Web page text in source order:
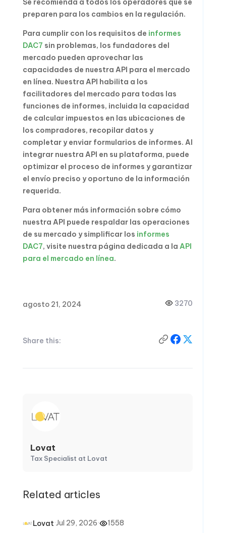
Se recomienda a todos los operadores que se
preparen para los cambios en la regulación.
Para cumplir con los requisitos de informes
DAC7 sin problemas, los fundadores del
mercado pueden aprovechar las
capacidades de nuestra API para el mercado
en línea. Nuestra API habilita a los
facilitadores del mercado para todas las
funciones de informes, incluida la capacidad
de calcular impuestos en las ubicaciones de
los compradores, recopilar datos y
completar y enviar formularios de informes. Al
integrar nuestra API en su plataforma, puede
optimizar el proceso de informes y garantizar
el envío preciso y oportuno de la información
requerida.
Para obtener más información sobre cómo
nuestra API puede respaldar las operaciones
de su mercado y simplificar los informes
DAC7, visite nuestra página dedicada a la API
para el mercado en línea.
agosto 21, 2024 3270
Share this:
Lovat
Tax Specialist at Lovat
Related articles
Lovat·Jul 29, 2026· 1558